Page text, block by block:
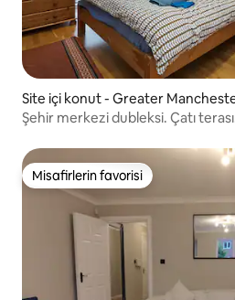
Site içi konut - Greater
Şehir merkezi dubleksi. Çatı
Misafirlerin favorisi
Misafirlerin favorisi